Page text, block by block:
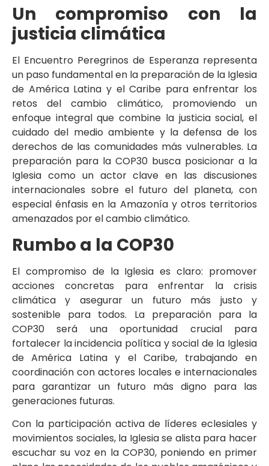
Un compromiso con la
justicia climática
El Encuentro Peregrinos de Esperanza representa
un paso fundamental en la preparación de la Iglesia
de América Latina y el Caribe para enfrentar los
retos del cambio climático, promoviendo un
enfoque integral que combine la justicia social, el
cuidado del medio ambiente y la defensa de los
derechos de las comunidades más vulnerables. La
preparación para la COP30 busca posicionar a la
Iglesia como un actor clave en las discusiones
internacionales sobre el futuro del planeta, con
especial énfasis en la Amazonía y otros territorios
amenazados por el cambio climático.
Rumbo a la COP30
El compromiso de la Iglesia es claro: promover
acciones concretas para enfrentar la crisis
climática y asegurar un futuro más justo y
sostenible para todos. La preparación para la
COP30 será una oportunidad crucial para
fortalecer la incidencia política y social de la Iglesia
de América Latina y el Caribe, trabajando en
coordinación con actores locales e internacionales
para garantizar un futuro más digno para las
generaciones futuras.
Con la participación activa de líderes eclesiales y
movimientos sociales, la Iglesia se alista para hacer
escuchar su voz en la COP30, poniendo en primer